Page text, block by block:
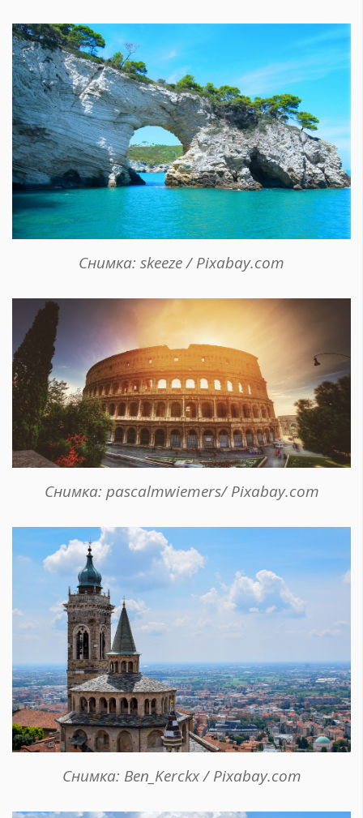
Снимка: skeeze / Pixabay.com
Снимка: pascalmwiemers/ Pixabay.com
Снимка: Ben_Kerckx / Pixabay.com